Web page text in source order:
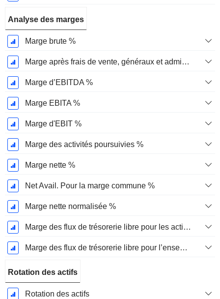
Analyse des marges
Marge brute %
Marge après frais de vente, généraux et administratifs %
Marge d’EBITDA %
Marge EBITA %
Marge d'EBIT %
Marge des activités poursuivies %
Marge nette %
Net Avail. Pour la marge commune %
Marge nette normalisée %
Marge des flux de trésorerie libre pour les actionnaires
Marge des flux de trésorerie libre pour l’ensemble des pourvoyeurs de fonds
Rotation des actifs
Rotation des actifs